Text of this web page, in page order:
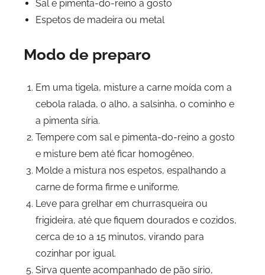
Sal e pimenta-do-reino a gosto
Espetos de madeira ou metal
Modo de preparo
Em uma tigela, misture a carne moída com a
cebola ralada, o alho, a salsinha, o cominho e
a pimenta síria.
Tempere com sal e pimenta-do-reino a gosto
e misture bem até ficar homogêneo.
Molde a mistura nos espetos, espalhando a
carne de forma firme e uniforme.
Leve para grelhar em churrasqueira ou
frigideira, até que fiquem dourados e cozidos,
cerca de 10 a 15 minutos, virando para
cozinhar por igual.
Sirva quente acompanhado de pão sírio,